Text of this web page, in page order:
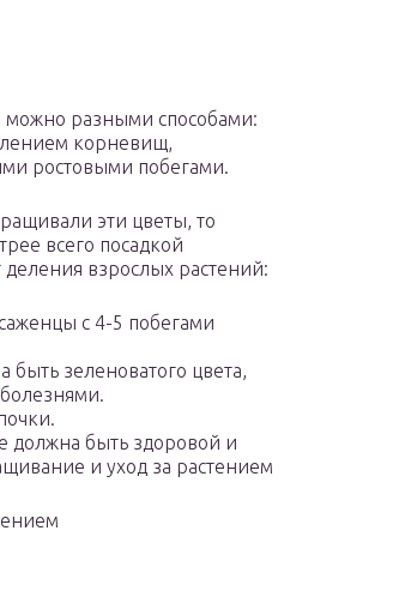
можно разными способами:
корневищ,
ростовыми побегами.
эти цветы, то
всего посадкой
взрослых растений:
с 4-5 побегами
быть зеленоватого цвета,
должна быть здоровой и
и уход за растением